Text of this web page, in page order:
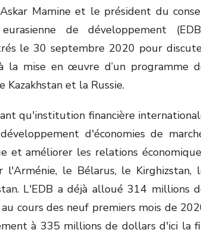
Mamine et le président du
de développement
le 30 septembre 2020 pour
mise en œuvre d’un programme
et la Russie.
qu'institution financière
d'économies de
et améliorer les relations
l'Arménie, le Bélarus, le Kirghizstan,
L'EDB a déjà alloué 314 millions
cours des neuf premiers mois de
à 335 millions de dollars d'ici la